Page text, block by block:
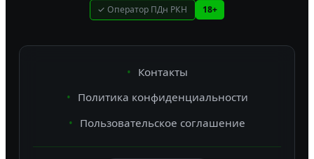
✓ Оператор ПДн РКН 18+
Контакты
Политика конфиденциальности
Пользовательское соглашение